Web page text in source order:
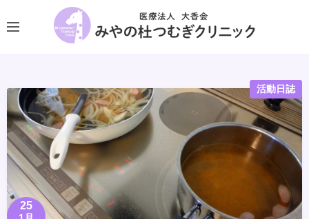
ン
ス
キ
ッ
活動日誌
25